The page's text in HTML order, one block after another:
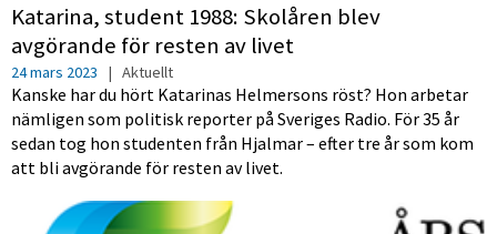
Katarina, student 1988: Skolåren blev
avgörande för resten av livet
24 mars 2023 | Aktuellt
Kanske har du hört Katarinas Helmersons röst? Hon arbetar
nämligen som politisk reporter på Sveriges Radio. För 35 år
sedan tog hon studenten från Hjalmar – efter tre år som kom
att bli avgörande för resten av livet.